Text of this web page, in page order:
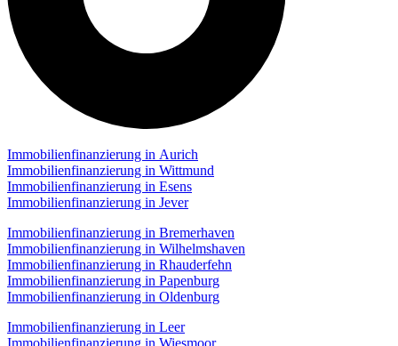
Immobilienfinanzierung in Aurich
Immobilienfinanzierung in Wittmund
Immobilienfinanzierung in Esens
Immobilienfinanzierung in Jever
Immobilienfinanzierung in Bremerhaven
Immobilienfinanzierung in Wilhelmshaven
Immobilienfinanzierung in Rhauderfehn
Immobilienfinanzierung in Papenburg
Immobilienfinanzierung in Oldenburg
Immobilienfinanzierung in Leer
Immobilienfinanzierung in Wiesmoor